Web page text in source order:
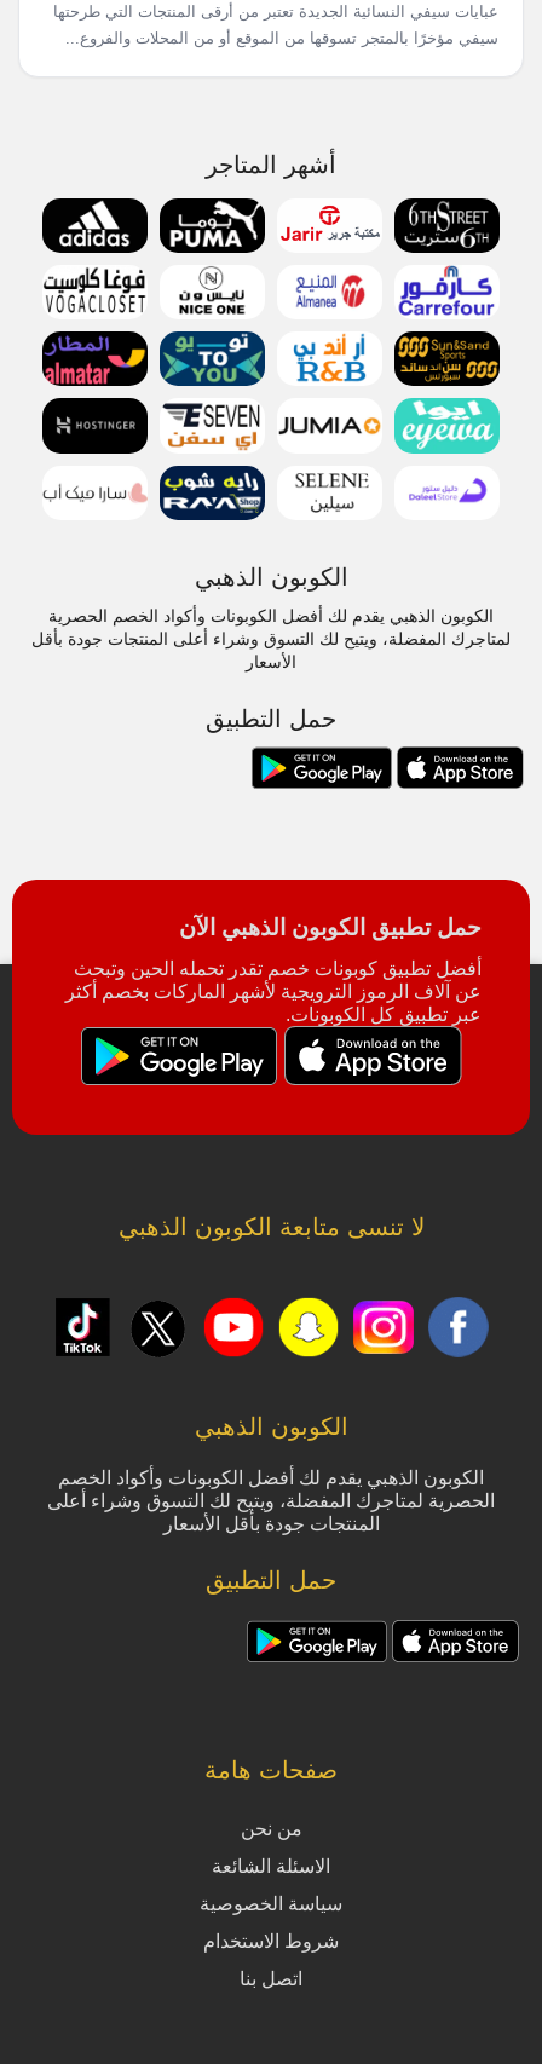
عبايات سيفي النسائية الجديدة تعتبر من أرقى المنتجات التي طرحتها
سيفي مؤخرًا بالمتجر تسوقها من الموقع أو من المحلات والفروع...
أشهر المتاجر
الكوبون الذهبي
الكوبون الذهبي يقدم لك أفضل الكوبونات وأكواد الخصم الحصرية
لمتاجرك المفضلة، ويتيح لك التسوق وشراء أعلى المنتجات جودة بأقل
الأسعار
حمل التطبيق
حمل تطبيق الكوبون الذهبي الآن
أفضل تطبيق كوبونات خصم تقدر تحمله الحين وتبحث
عن آلاف الرموز الترويجية لأشهر الماركات بخصم أكثر
عبر تطبيق كل الكوبونات.
لا تنسى متابعة الكوبون الذهبي
الكوبون الذهبي
الكوبون الذهبي يقدم لك أفضل الكوبونات وأكواد الخصم
الحصرية لمتاجرك المفضلة، ويتيح لك التسوق وشراء أعلى
المنتجات جودة بأقل الأسعار
حمل التطبيق
صفحات هامة
من نحن
الاسئلة الشائعة
سياسة الخصوصية
شروط الاستخدام
اتصل بنا